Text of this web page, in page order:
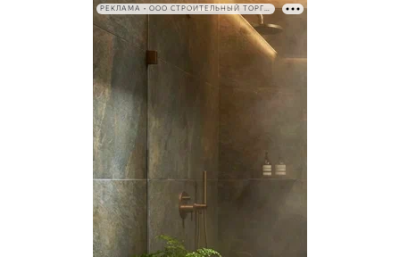
РЕКЛАМА • ООО СТРОИТЕЛЬНЫЙ ТОРГОВЫЙ ДОМ «ПЕТРОВИЧ». ИНН: 7802348846